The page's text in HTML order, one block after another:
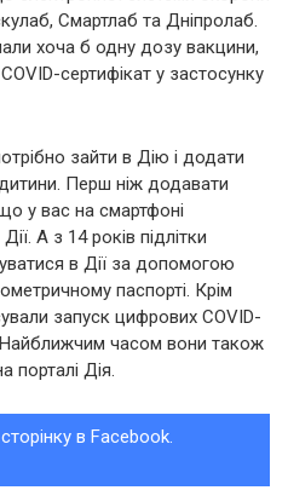
Смартлаб та Дніпролаб.
хоча б одну дозу вакцини,
сертифікат у застосунку
зайти в Дію і додати
Перш ніж додавати
у вас на смартфоні
А з 14 років підлітки
в Дії за допомогою
паспорті. Крім
запуск цифрових COVID-
Найближчим часом вони також
порталі Дія.
в Facebook.